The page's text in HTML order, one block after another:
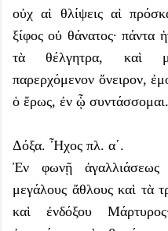
οὐχ αἱ θλίψεις αἱ
ξίφος οὐ θάνατος·
τὰ θέλγητρα, καὶ
παρερχόμενον ὄνειρον,
ὁ ἔρως, ἐν ᾧ συντάσσομαι.
Δόξα. Ἦχος πλ. α΄.
Ἐν φωνῇ ἀγαλλιάσεως
μεγάλους ἄθλους καὶ τὰ
καὶ ἐνδόξου